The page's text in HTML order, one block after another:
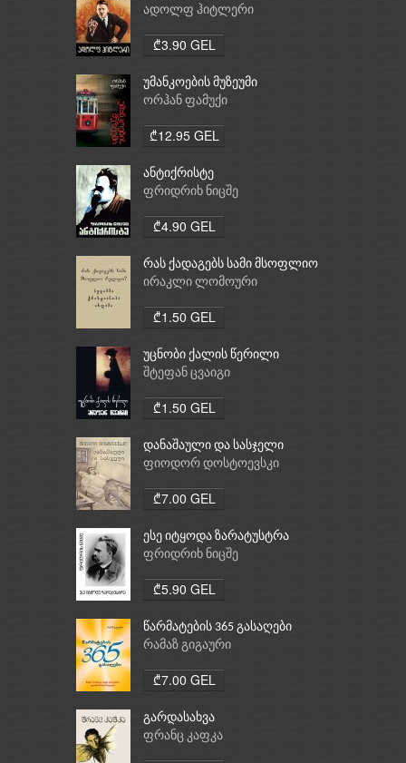
ადოლფ ჰიტლერი
₾3.90 GEL
უმანკოების მუზეუმი
ორჰან ფამუქი
₾12.95 GEL
ანტიქრისტე
ფრიდრიხ ნიცშე
₾4.90 GEL
რას ქადაგებს სამი მსოფლიო
რელიგია: ბუდიზმი,
ირაკლი ლომოური
₾1.50 GEL
უცნობი ქალის წერილი
შტეფან ცვაიგი
₾1.50 GEL
დანაშაული და სასჯელი
ფიოდორ დოსტოევსკი
₾7.00 GEL
ესე იტყოდა ზარატუსტრა
ფრიდრიხ ნიცშე
₾5.90 GEL
წარმატების 365 გასაღები
რამაზ გიგაური
₾7.00 GEL
გარდასახვა
ფრანც კაფკა